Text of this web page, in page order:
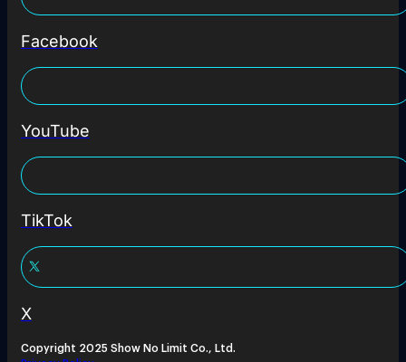
Facebook
YouTube
TikTok
X
Copyright 2025 Show No Limit Co., Ltd.